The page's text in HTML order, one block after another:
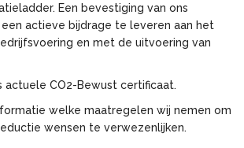
Een bevestiging van ons
actieve bijdrage te leveren aan het
en met de uitvoering van
actuele CO2-Bewust certificaat.
welke maatregelen wij nemen om
wensen te verwezenlijken.